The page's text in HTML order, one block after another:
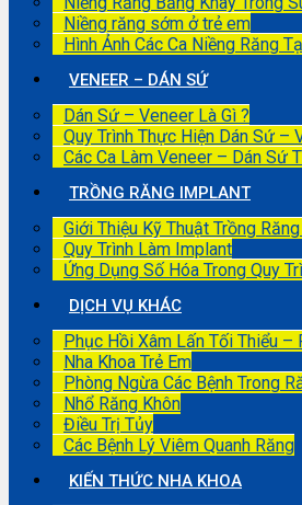
Niềng răng sớm ở trẻ em
Hình Ảnh Các Ca Niềng Răng
VENEER – DÁN SỨ
Dán Sứ – Veneer Là Gì ?
Quy Trình Thực Hiện Dán Sứ –
Các Ca Làm Veneer – Dán Sứ
TRỒNG RĂNG IMPLANT
Giới Thiệu Kỹ Thuật Trồng
Quy Trình Làm Implant
Ứng Dụng Số Hóa Trong Quy
DỊCH VỤ KHÁC
Phục Hồi Xâm Lấn Tối Thiểu –
Nha Khoa Trẻ Em
Phòng Ngừa Các Bệnh Trong
Nhổ Răng Khôn
Điều Trị Tủy
Các Bệnh Lý Viêm Quanh Răng
KIẾN THỨC NHA KHOA